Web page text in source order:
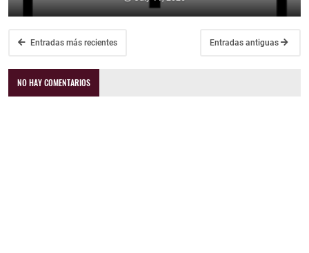
Entradas más recientes Entradas antiguas
NO HAY COMENTARIOS